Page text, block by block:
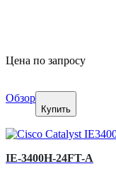
Цена по запросу
Обзор
Купить
IE-3400H-24FT-A